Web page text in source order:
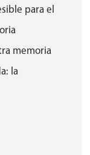
para el
memoria
la